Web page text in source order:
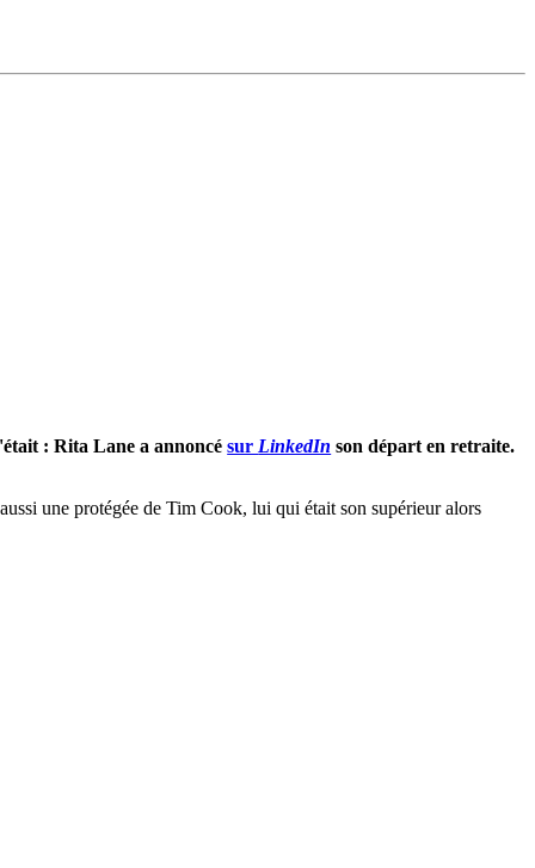
: Rita Lane a annoncésur LinkedIn son départ en retraite.
une protégée de Tim Cook, lui qui était son supérieur alors